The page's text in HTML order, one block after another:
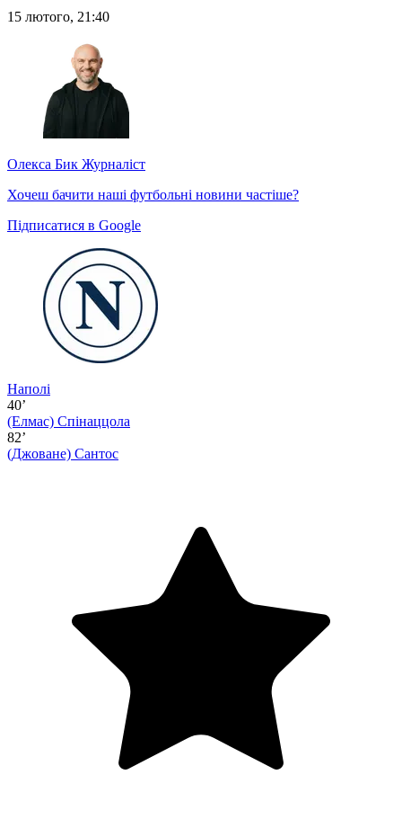
15 лютого, 21:40
Олекса Бик Журналіст
Хочеш бачити наші футбольні новини частіше?
Підписатися в Google
Наполі
40’
(Елмас) Спінаццола
82’
(Джоване) Сантос